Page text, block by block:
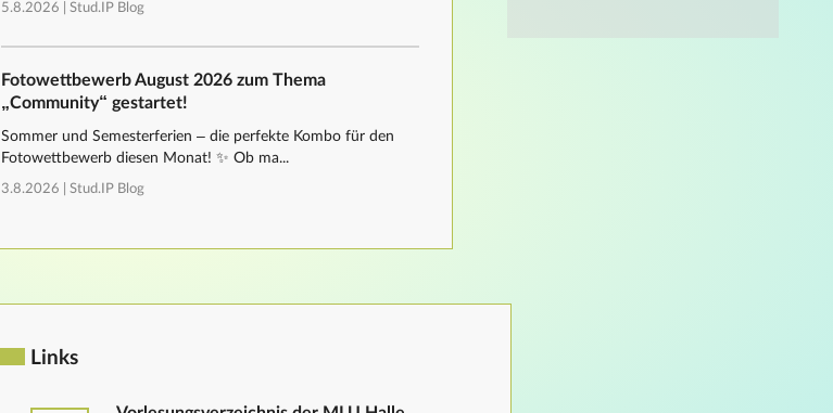
5.8.2026 | Stud.IP Blog
Fotowettbewerb August 2026 zum Thema
„Community“ gestartet!
Sommer und Semesterferien – die perfekte Kombo für den
Fotowettbewerb diesen Monat! ✨ Ob ma...
3.8.2026 | Stud.IP Blog
Links